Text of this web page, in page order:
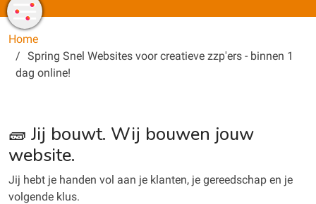
Home
Spring Snel Websites voor creatieve zzp'ers - binnen 1
dag online!
🧱 Jij bouwt. Wij bouwen jouw
website.
Jij hebt je handen vol aan je klanten, je gereedschap en je
volgende klus.